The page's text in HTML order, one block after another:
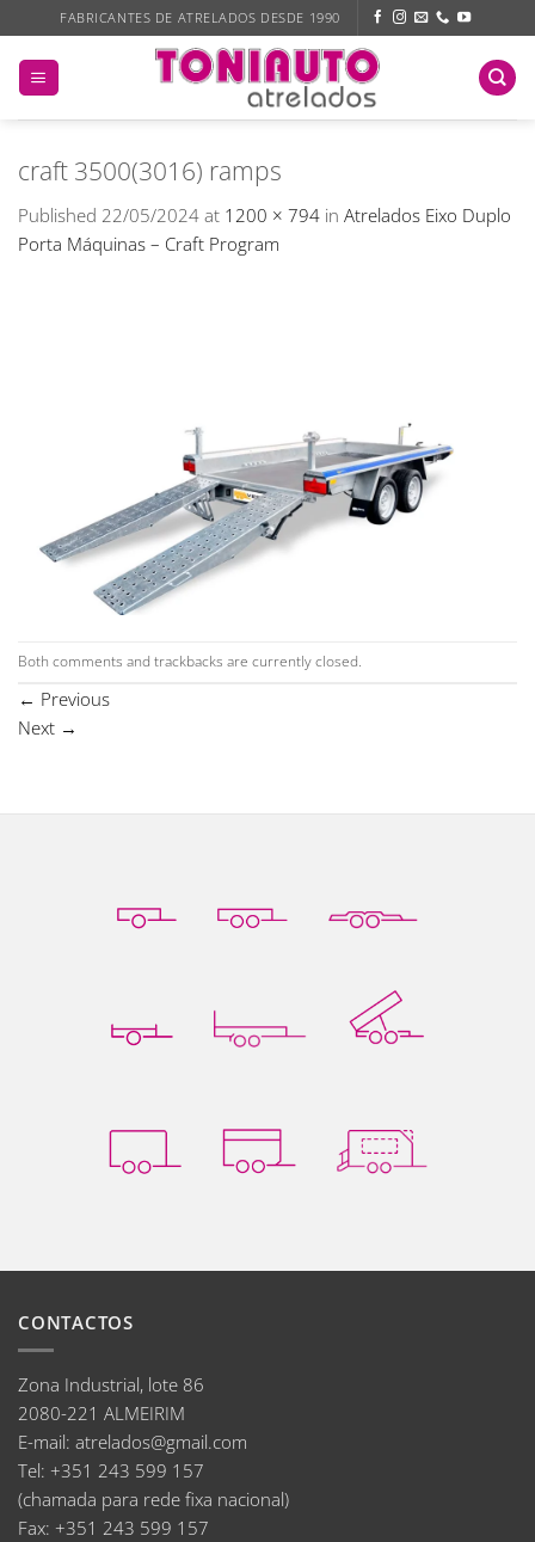
to
content
FABRICANTES DE ATRELADOS DESDE 1990
craft 3500(3016) ramps
Published 22/05/2024 at 1200 × 794 in Atrelados Eixo Duplo
Porta Máquinas – Craft Program
Both comments and trackbacks are currently closed.
← Previous
Next →
CONTACTOS
Zona Industrial, lote 86
2080-221 ALMEIRIM
E-mail: atrelados@gmail.com
Tel: +351 243 599 157
(chamada para rede fixa nacional)
Fax: +351 243 599 157